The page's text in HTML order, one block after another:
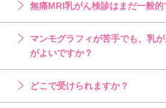
無痛MRI乳がん検診はまだ一般的
マンモグラフィが苦手でも、乳
がよいですか？
どこで受けられますか？